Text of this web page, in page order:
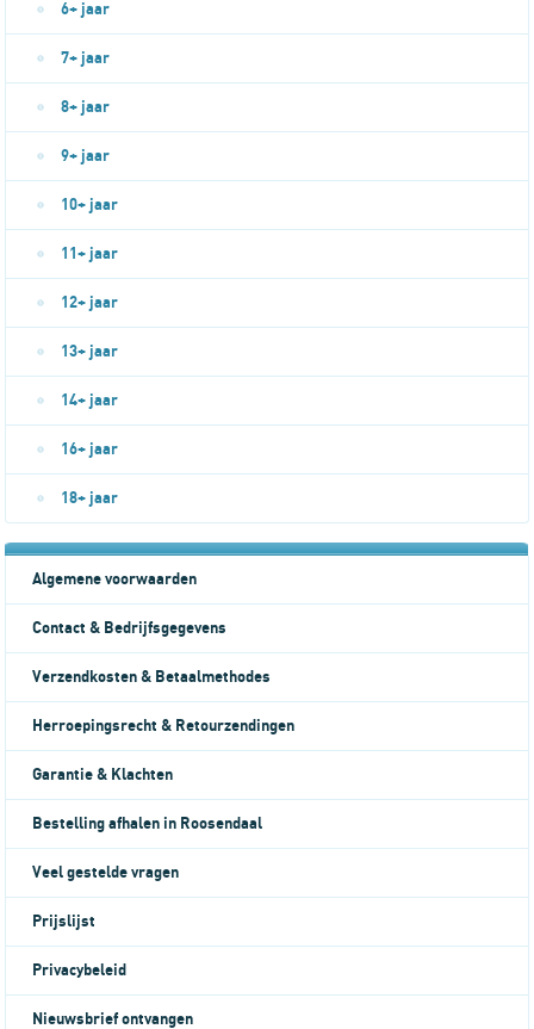
6+ jaar
7+ jaar
8+ jaar
9+ jaar
10+ jaar
11+ jaar
12+ jaar
13+ jaar
14+ jaar
16+ jaar
18+ jaar
Algemene voorwaarden
Contact & Bedrijfsgegevens
Verzendkosten & Betaalmethodes
Herroepingsrecht & Retourzendingen
Garantie & Klachten
Bestelling afhalen in Roosendaal
Veel gestelde vragen
Prijslijst
Privacybeleid
Nieuwsbrief ontvangen